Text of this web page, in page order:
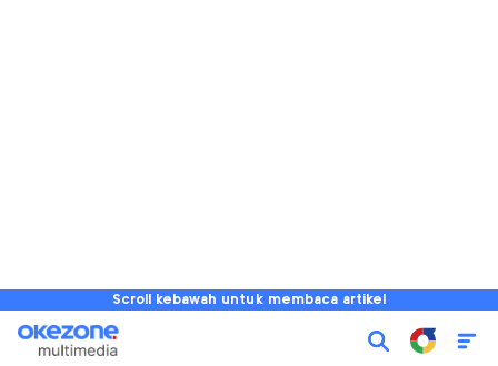
Scroll kebawah untuk membaca artikel